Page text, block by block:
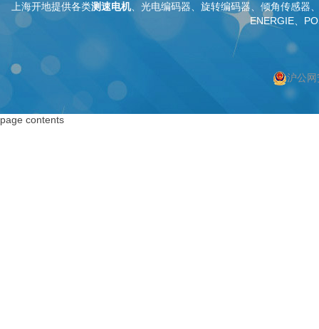
上海开地提供各类测速电机、 光电编码器 、旋转编码器、 倾角传感器
ENERGIE、
沪公
page contents